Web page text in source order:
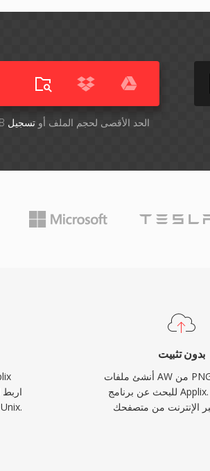
أسقِط الملفات هنا. 1 GB الحد الأقصى لحجم الملف أوتسجيل
عمل معالجة النصوص القديمة على Unix.
بدون تثبيت
أنشئ ملفات AW من PNG دون الحاجة
للبحث عن برنامج Applix. التحويل يتم